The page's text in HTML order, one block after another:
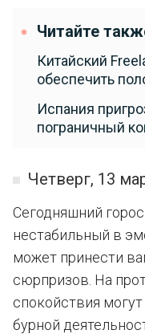
Читайте
Китайский
обеспечить
Испания
пограничный
Четверг, 13
Сегодняшний
нестабильный в
может принести
сюрпризов. На
спокойствия
бурной